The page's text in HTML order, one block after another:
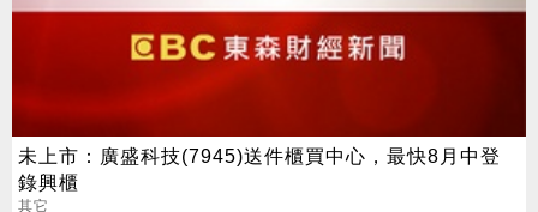
未上市：廣盛科技(7945)送件櫃買中心，最快8月中登
錄興櫃
其它